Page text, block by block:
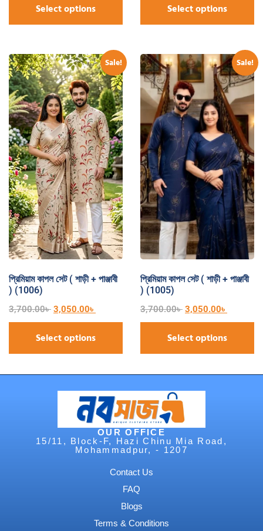
Select options Select options
Sale!
প্রিমিয়াম কাপল সেট ( শাড়ী + পাঞ্জাবী
) (1006)
3,700.00৳ 3,050.00৳
Select options
Sale!
প্রিমিয়াম কাপল সেট ( শাড়ী + পাঞ্জাবী
) (1005)
3,700.00৳ 3,050.00৳
Select options
OUR OFFICE
15/11, Block-F, Hazi Chinu Mia Road,
Mohammadpur, - 1207
Contact Us
FAQ
Blogs
Terms & Conditions